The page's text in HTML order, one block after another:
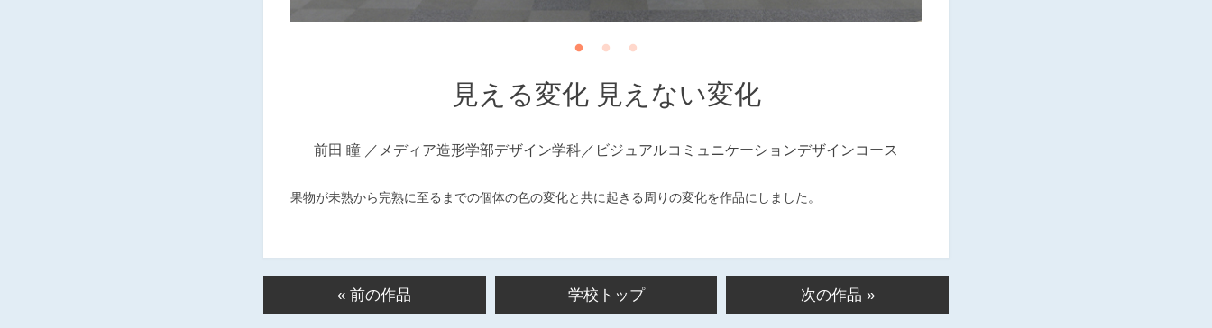
見える変化 見えない変化
前田 瞳 メディア造形学部デザイン学科／ビジュアルコミュニケーションデザインコース
果物が未熟から完熟に至るまでの個体の色の変化と共に起きる周りの変化を作品にしました。
« 前の作品 学校トップ 次の作品 »